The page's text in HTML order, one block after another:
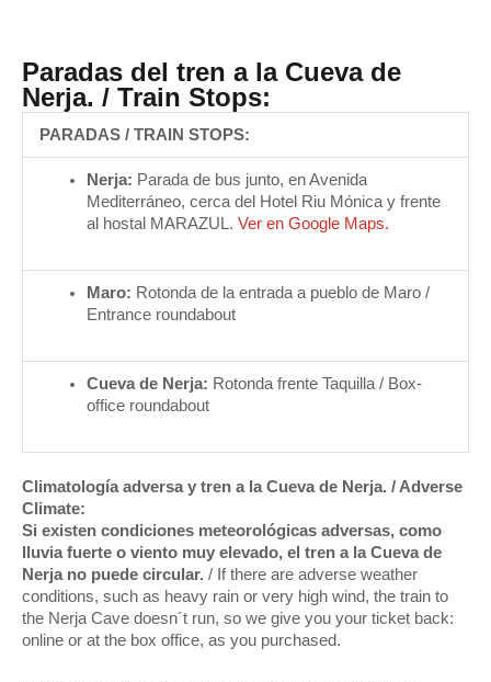
Paradas del tren a la Cueva de
Nerja. / Train Stops:
PARADAS / TRAIN STOPS:
Nerja: Parada de bus junto, en Avenida
Mediterráneo, cerca del Hotel Riu Mónica y frente
al hostal MARAZUL.Ver en Google Maps.
Maro: Rotonda de la entrada a pueblo de Maro /
Entrance roundabout
Cueva de Nerja: Rotonda frente Taquilla / Box-
office roundabout
Climatología adversa y tren a la Cueva de Nerja. / Adverse
Climate:
Si existen condiciones meteorológicas adversas, como
lluvia fuerte o viento muy elevado, el tren a la Cueva de
Nerja no puede circular. / If there are adverse weather
conditions, such as heavy rain or very high wind, the train to
the Nerja Cave doesn´t run, so we give you your ticket back:
online or at the box office, as you purchased.